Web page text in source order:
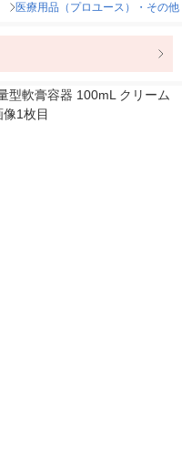
医療用品（プロユース）・その他